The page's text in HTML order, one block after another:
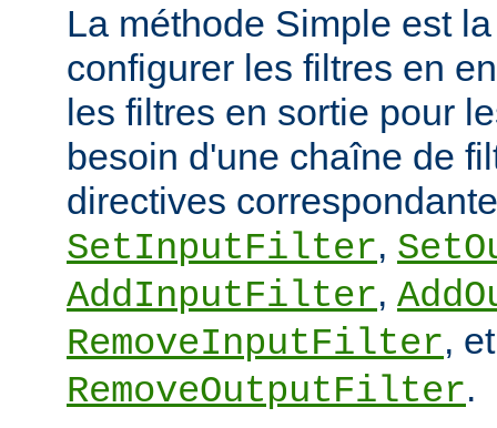
La méthode Simple est
configurer les filtres en
les filtres en sortie pour
besoin d'une chaîne de
directives
SetInputFilter,
AddInputFilter,
RemoveInputFilter, et
RemoveOutputFilter.